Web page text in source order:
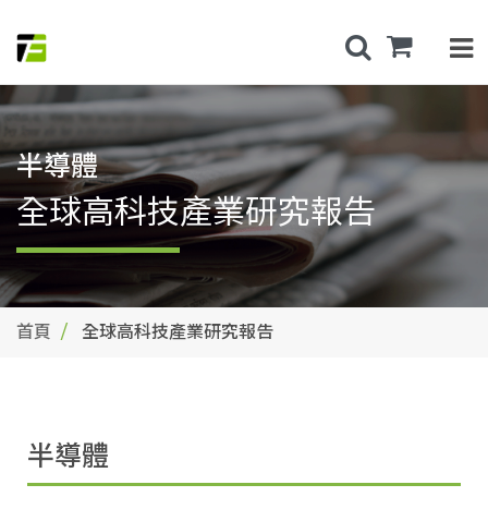
半導體
全球高科技產業研究報告
首頁 全球高科技產業研究報告
半導體